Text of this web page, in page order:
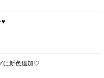
♥
に新色追加♡